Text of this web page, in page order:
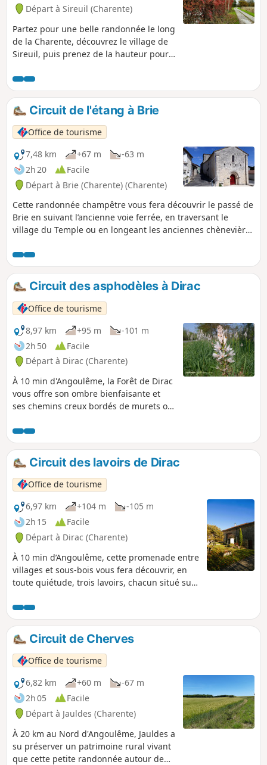
Départ à Sireuil (Charente)
Partez pour une belle randonnée le long
de la Charente, découvrez le village de
Sireuil, puis prenez de la hauteur pour
Cognac.
Circuit de l'étang à Brie
Office de tourisme
7,48 km
+67 m
-63 m
2h 20
Facile
Départ à Brie (Charente) (Charente)
Cette randonnée champêtre vous fera découvrir le passé de
Brie en suivant l’ancienne voie ferrée, en traversant le
village du Temple ou en longeant les anciennes chènevières
Circuit des asphodèles à Dirac
Office de tourisme
8,97 km
+95 m
-101 m
2h 50
Facile
Départ à Dirac (Charente)
À 10 min d'Angoulême, la Forêt de Dirac
vous offre son ombre bienfaisante et
ses chemins creux bordés de murets ou
cette belle immersion dans la nature
pour y découvrir sa faune et sa flore. Au
printemps, vous pourrez y repérer la
spectaculaire floraison de l'asphodèle.
Circuit des lavoirs de Dirac
Office de tourisme
6,97 km
+104 m
-105 m
2h 15
Facile
Départ à Dirac (Charente)
À 10 min d’Angoulême, cette promenade entre
villages et sous-bois vous fera découvrir, en
toute quiétude, trois lavoirs, chacun situé sur
naissance à Dirac.
Circuit de Cherves
Office de tourisme
6,82 km
+60 m
-67 m
2h 05
Facile
Départ à Jauldes (Charente)
À 20 km au Nord d'Angoulême, Jauldes a
su préserver un patrimoine rural vivant
que cette petite randonnée autour de